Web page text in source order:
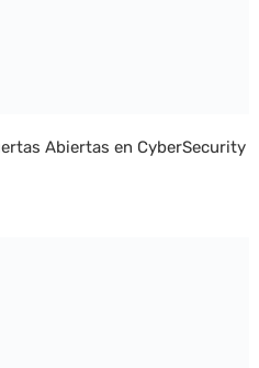
Abiertas en CyberSecurity